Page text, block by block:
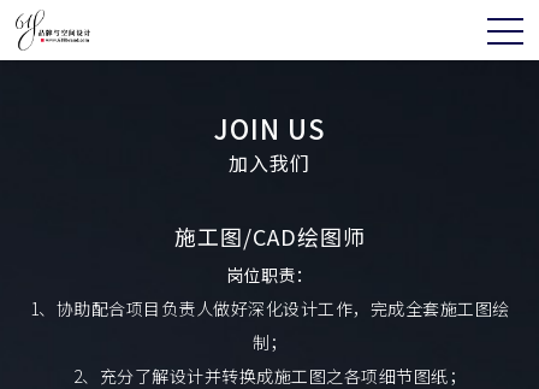
JOIN US
加入我们
施工图/CAD绘图师
岗位职责：
1、协助配合项目负责人做好深化设计工作，完成全套施工图绘
制；
2、充分了解设计并转换成施工图之各项细节图纸；